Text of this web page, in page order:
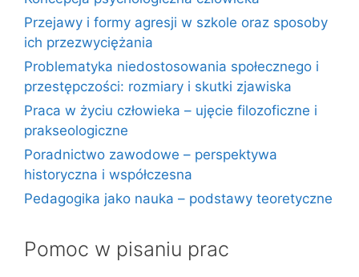
Przejawy i formy agresji w szkole oraz sposoby
ich przezwyciężania
Problematyka niedostosowania społecznego i
przestępczości: rozmiary i skutki zjawiska
Praca w życiu człowieka – ujęcie filozoficzne i
prakseologiczne
Poradnictwo zawodowe – perspektywa
historyczna i współczesna
Pedagogika jako nauka – podstawy teoretyczne
Pomoc w pisaniu prac